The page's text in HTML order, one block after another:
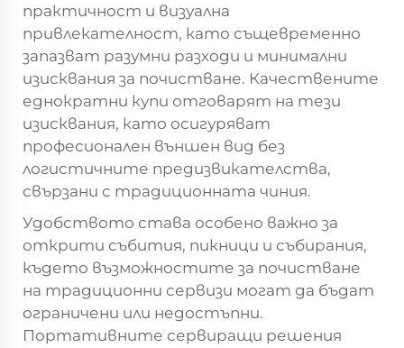
практичност и визуална
привлекателност, като същевременно
запазват разумни разходи и минимални
изисквания за почистване. Качествените
еднократни купи отговарят на тези
изисквания, като осигуряват
професионален външен вид без
логистичните предизвикателства,
свързани с традиционната чиния.
Удобството става особено важно за
открити събития, пикници и събирания,
където възможностите за почистване
на традиционни сервизи могат да бъдат
ограничени или недостъпни.
Портативните сервиращи решения